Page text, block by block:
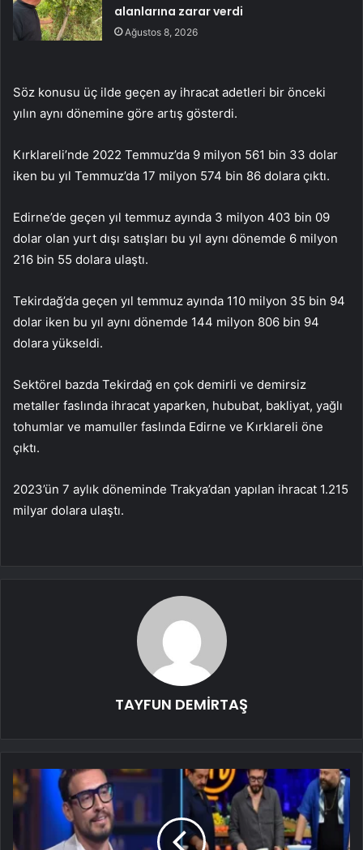
alanlarına zarar verdi
Ağustos 8, 2026
Söz konusu üç ilde geçen ay ihracat adetleri bir önceki
yılın aynı dönemine göre artış gösterdi.
Kırklareli’nde 2022 Temmuz’da 9 milyon 561 bin 33 dolar
iken bu yıl Temmuz’da 17 milyon 574 bin 86 dolara çıktı.
Edirne’de geçen yıl temmuz ayında 3 milyon 403 bin 09
dolar olan yurt dışı satışları bu yıl aynı dönemde 6 milyon
216 bin 55 dolara ulaştı.
Tekirdağ’da geçen yıl temmuz ayında 110 milyon 35 bin 94
dolar iken bu yıl aynı dönemde 144 milyon 806 bin 94
dolara yükseldi.
Sektörel bazda Tekirdağ en çok demirli ve demirsiz
metaller faslında ihracat yaparken, hububat, bakliyat, yağlı
tohumlar ve mamuller faslında Edirne ve Kırklareli öne
çıktı.
2023’ün 7 aylık döneminde Trakya’dan yapılan ihracat 1.215
milyar dolara ulaştı.
TAYFUN DEMİRTAŞ